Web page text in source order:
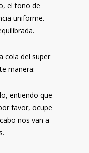
el tono de
uniforme.
cola del super
manera:
entiendo que
favor, ocupe
nos van a